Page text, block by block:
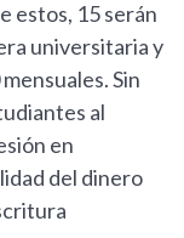
estos, 15 serán
universitaria y
Sin
al
en
del dinero